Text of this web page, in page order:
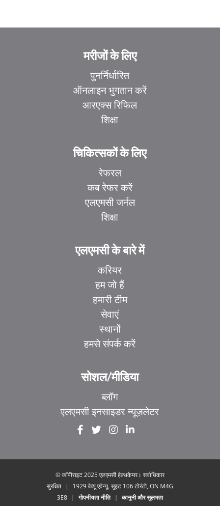
मरीजों के लिए
पुनर्निर्धारित
ऑनलाइन भुगतान करें
आरएक्स रिफिल
शिक्षा
चिकित्सकों के लिए
रेफरल
कब रेफर करें
एलएमसी जर्नल
शिक्षा
एलएमसी के बारे में
करियर
हम जो हैं
हमारी टीम
सेवाएं
स्थानों
हमसे संपर्क करें
सोशल/मीडिया
ब्लॉग
एलएमसी इनसाइडर न्यूज़लेटर
© कॉपीराइट 2025 एलएमसी हेल्थकेयर। सर्वाधिकार
सुरक्षित
|
1929 बेव्यू एवेन्यू. सुइट 106 टोरंटो, ON M4G
3E8
| गोपनीयता नीति |
कानूनी और सुलभता
UR